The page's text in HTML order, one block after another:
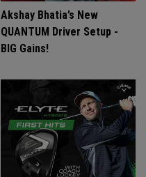
Akshay Bhatia’s New
QUANTUM Driver Setup -
BIG Gains!